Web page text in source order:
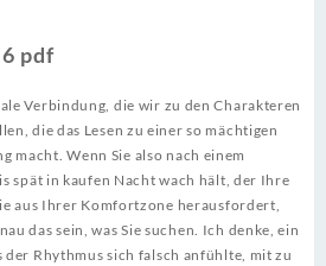
pdf
Verbindung, die wir zu den Charakteren
die das Lesen zu einer so mächtigen
macht. Wenn Sie also nach einem
spät in kaufen Nacht wach hält, der Ihre
aus Ihrer Komfortzone herausfordert,
das sein, was Sie suchen. Ich denke, ein
der Rhythmus sich falsch anfühlte, mit zu